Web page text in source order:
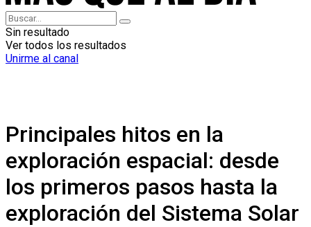
Sin resultado
Ver todos los resultados
Unirme al canal
Principales hitos en la
exploración espacial: desde
los primeros pasos hasta la
exploración del Sistema Solar